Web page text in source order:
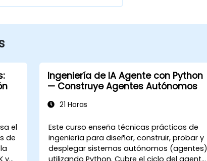
el
de
y
Ingeniería de IA Agente con Python
— Construye Agentes Autónomos
21 Horas
Este curso enseña técnicas prácticas de
ingeniería para diseñar, construir, probar y
desplegar sistemas autónomos (agentes)
utilizando Python. Cubre el ciclo del agente,